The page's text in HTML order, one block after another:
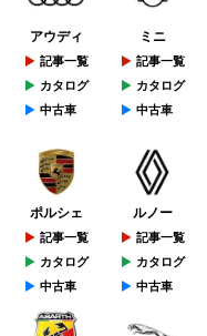
アウディ
記事一覧
カタログ
中古車
ミニ
記事一覧
カタログ
中古車
ポルシェ
記事一覧
カタログ
中古車
ルノー
記事一覧
カタログ
中古車